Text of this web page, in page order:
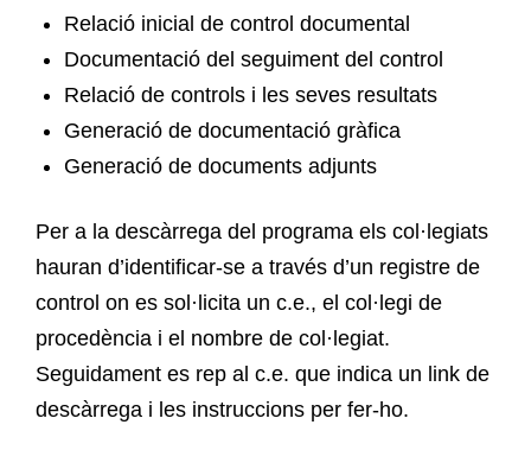
Relació inicial de control documental
Documentació del seguiment del control
Relació de controls i les seves resultats
Generació de documentació gràfica
Generació de documents adjunts
Per a la descàrrega del programa els col·legiats
hauran d’identificar-se a través d’un registre de
control on es sol·licita un c.e., el col·legi de
procedència i el nombre de col·legiat.
Seguidament es rep al c.e. que indica un link de
descàrrega i les instruccions per fer-ho.